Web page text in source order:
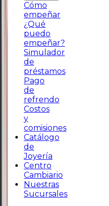
Cómo
empeñar
¿Qué
puedo
empeñar?
Simulador
de
préstamos
Pago
de
refrendo
Costos
y
comisiones
Catálogo
de
Joyería
Centro
Cambiario
Nuestras
Sucursales